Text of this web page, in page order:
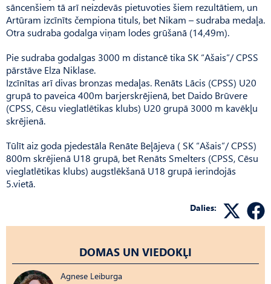
sāncenšiem tā arī neizdevās pietuvoties šiem rezultātiem, un
Artūram izcīnīts čempiona tituls, bet Nikam – sudraba medaļa.
Otra sudraba godalga viņam lodes grūšanā (14,49m).
Pie sudraba godalgas 3000 m distancē tika SK “Ašais”/ CPSS
pārstāve Elza Niklase.
Izcīnītas arī divas bronzas medaļas. Renāts Lācis (CPSS) U20
grupā to paveica 400m barjerskrējienā, bet Daido Brūvere
(CPSS, Cēsu vieglatlētikas klubs) U20 grupā 3000 m kavēkļu
skrējienā.
Tūlīt aiz goda pjedestāla Renāte Beļājeva ( SK “Ašais”/ CPSS)
800m skrējienā U18 grupā, bet Renāts Smelters (CPSS, Cēsu
vieglatlētikas klubs) augstlēkšanā U18 grupā ierindojās
5.vietā.
Dalies:
DOMAS UN VIEDOKĻI
Agnese Leiburga